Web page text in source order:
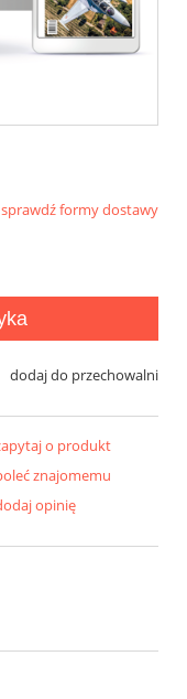
płatności
sprawdź formy dostawy
dodaj do przechowalni
o produkt
znajomemu
opinię